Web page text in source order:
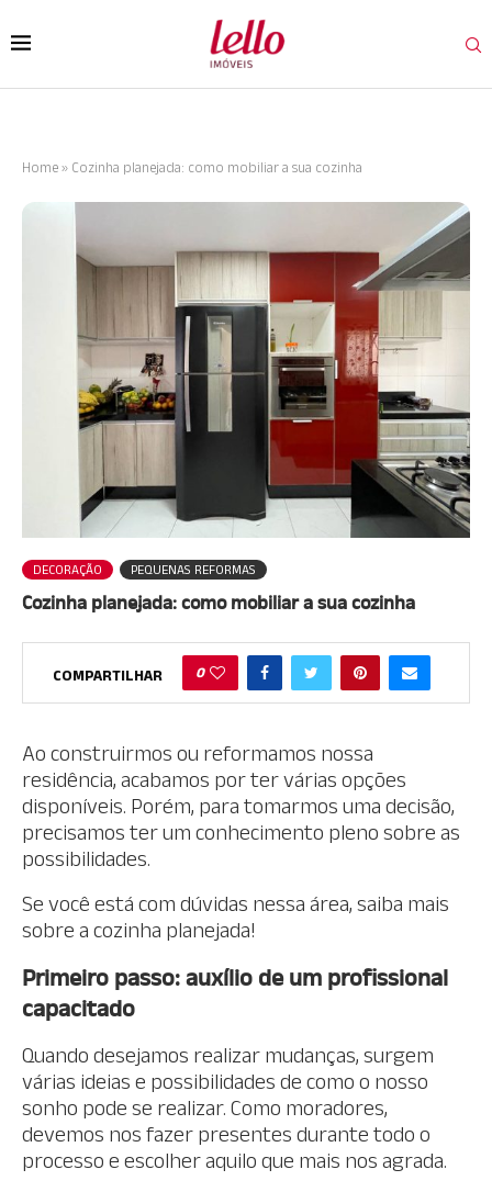
Home » Cozinha planejada: como mobiliar a sua cozinha
DECORAÇÃO PEQUENAS REFORMAS
Cozinha planejada: como mobiliar a sua cozinha
COMPARTILHAR 0
Ao construirmos ou reformamos nossa
residência, acabamos por ter várias opções
disponíveis. Porém, para tomarmos uma decisão,
precisamos ter um conhecimento pleno sobre as
possibilidades.
Se você está com dúvidas nessa área, saiba mais
sobre a cozinha planejada!
Primeiro passo: auxílio de um profissional
capacitado
Quando desejamos realizar mudanças, surgem
várias ideias e possibilidades de como o nosso
sonho pode se realizar. Como moradores,
devemos nos fazer presentes durante todo o
processo e escolher aquilo que mais nos agrada.